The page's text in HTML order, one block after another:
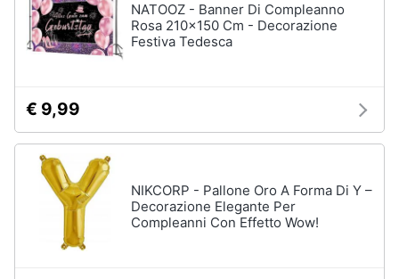
Regali
del
Per
amanti
tecnologia
NATOOZ - Banner Di Compleanno
Rosa 210x150 Cm - Decorazione
Festiva Tedesca
€ 9,99
NIKCORP - Pallone Oro A Forma Di Y –
Decorazione Elegante Per
Compleanni Con Effetto Wow!